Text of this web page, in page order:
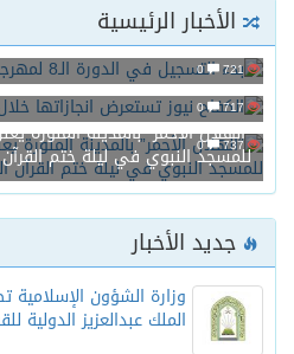
الأخبار الرئيسية
721
0
بدء التسجيل في الدورة الـ8 لمهرجان أفلام السعودية
717
0
الكفاح نيوز تستعرض انجازاتها خلال 3 أشهر من
737
0
“الهلال الأحمر” بالمدينة المنورة
للمسجد النبوي في ليلة ختم
جديد الأخبار
وزارة الشؤون الإسلامية
الملك عبدالعزيز الدولية